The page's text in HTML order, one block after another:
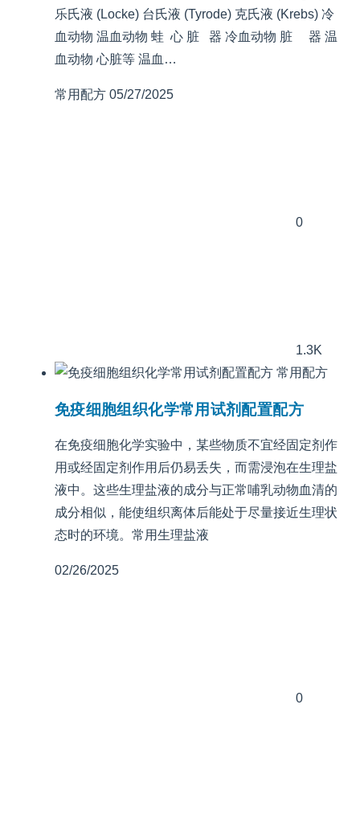
乐氏液 (Locke) 台氏液 (Tyrode) 克氏液 (Krebs) 冷
血动物 温血动物 蛙 心 脏 器 冷血动物 脏 器 温
血动物 心脏等 温血…
常用配方 05/27/2025
0
1.3K
常用配方
免疫细胞组织化学常用试剂配置配方
在免疫细胞化学实验中，某些物质不宜经固定剂作
用或经固定剂作用后仍易丢失，而需浸泡在生理盐
液中。这些生理盐液的成分与正常哺乳动物血清的
成分相似，能使组织离体后能处于尽量接近生理状
态时的环境。常用生理盐液
02/26/2025
0